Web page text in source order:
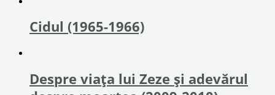
Cidul (1965-1966)
Despre viaţa lui Zeze şi adevărul